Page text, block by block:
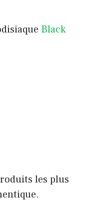
Black
les plus